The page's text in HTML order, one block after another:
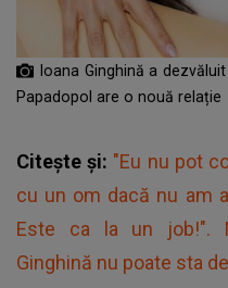
Ioana Ginghină a
Papadopol are o nouă relație
Citește și: "Eu nu pot
cu un om dacă nu am
Este ca la un job!".
Ginghină nu poate sta